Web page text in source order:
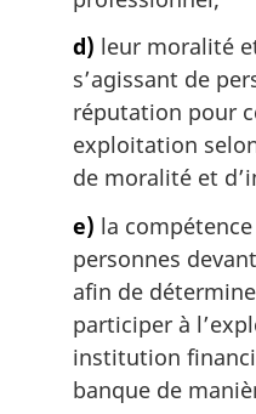
d) leur moralité
s’agissant de
réputation pour
exploitation
de moralité et
e) la
personnes
afin de
participer à
institution
banque de